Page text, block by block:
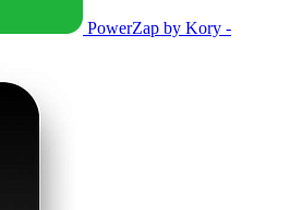
PowerZap by Kory -